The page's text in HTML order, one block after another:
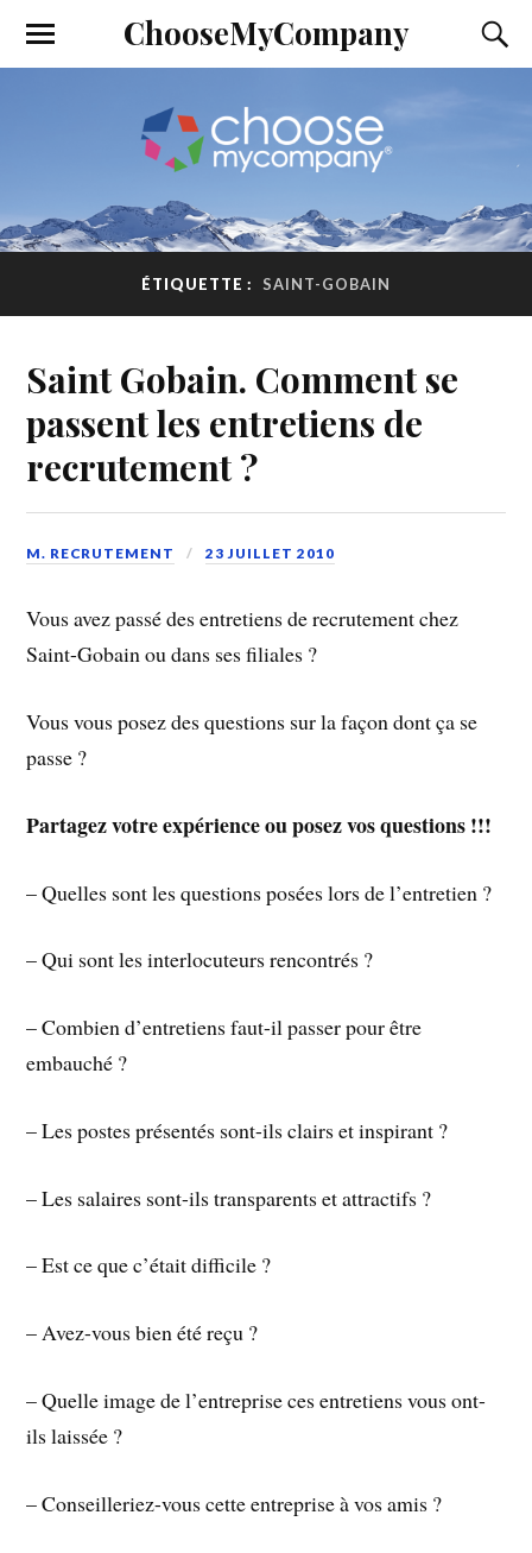
ChooseMyCompany
ÉTIQUETTE : SAINT-GOBAIN
Saint Gobain. Comment se
passent les entretiens de
recrutement ?
M. RECRUTEMENT 23 JUILLET 2010
Vous avez passé des entretiens de recrutement chez
Saint-Gobain ou dans ses filiales ?
Vous vous posez des questions sur la façon dont ça se
passe ?
Partagez votre expérience ou posez vos questions !!!
– Quelles sont les questions posées lors de l’entretien ?
– Qui sont les interlocuteurs rencontrés ?
– Combien d’entretiens faut-il passer pour être
embauché ?
– Les postes présentés sont-ils clairs et inspirant ?
– Les salaires sont-ils transparents et attractifs ?
– Est ce que c’était difficile ?
– Avez-vous bien été reçu ?
– Quelle image de l’entreprise ces entretiens vous ont-
ils laissée ?
– Conseilleriez-vous cette entreprise à vos amis ?